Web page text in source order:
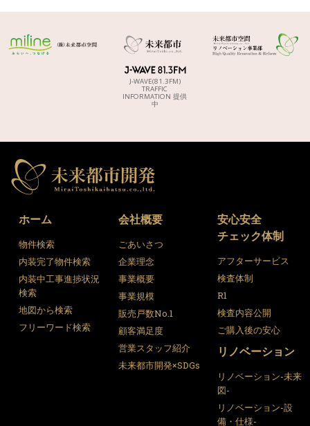
J-WAVE(81.3FM)
TRAFFIC
INFORMATION 提供
中
ホーム
物件検索
内装完了物件検索
内装中工事進捗状況
検索
地図から検索
フリーワード検索
会社概要
ごあいさつ
企業理念
事業概要
事業規模
販売戸数No.1
顧客満足度
営業スタッフ紹介
未来都市開発×SDGs
安心安全
チェック体制
アフターサービス
検査体制
R1
検査内容公開
ご購入後の安心
リノベーション
リノベーション-未来
図-
リノベーション-設
備・仕様-